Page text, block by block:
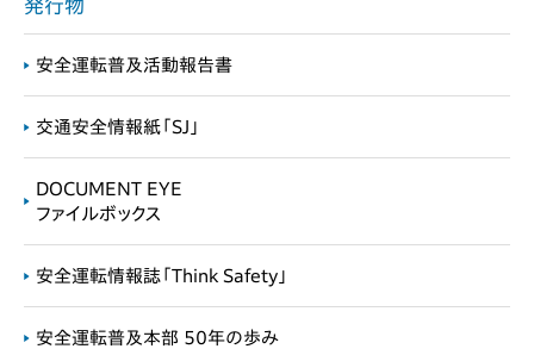
発行物
安全運転普及活動報告書
交通安全情報紙「SJ」
DOCUMENT EYE
ファイルボックス
安全運転情報誌「Think Safety」
安全運転普及本部 50年の歩み